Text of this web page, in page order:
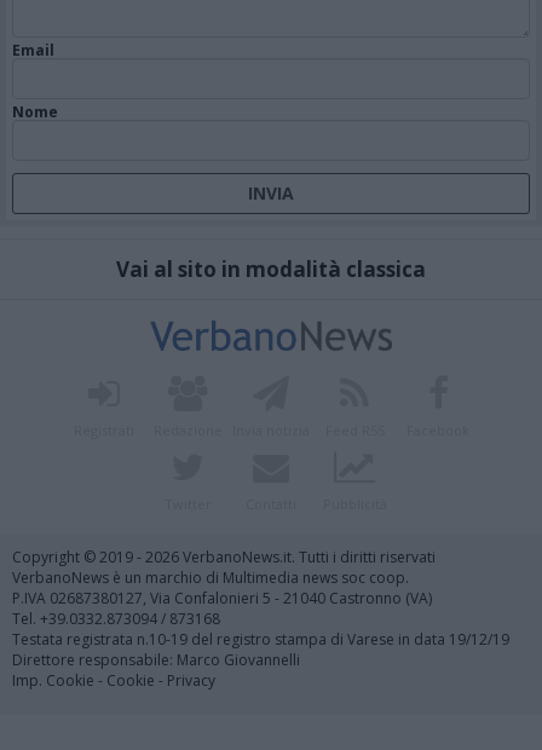
Email
Nome
Vai al sito in modalità classica
Copyright © 2019 - 2026 VerbanoNews.it. Tutti i diritti riservati
VerbanoNews è un marchio di Multimedia news soc coop.
P.IVA 02687380127, Via Confalonieri 5 - 21040 Castronno (VA)
Tel. +39.0332.873094 / 873168
Testata registrata n.10-19 del registro stampa di Varese in data 19/12/19
Direttore responsabile: Marco Giovannelli
Imp. Cookie - Cookie - Privacy